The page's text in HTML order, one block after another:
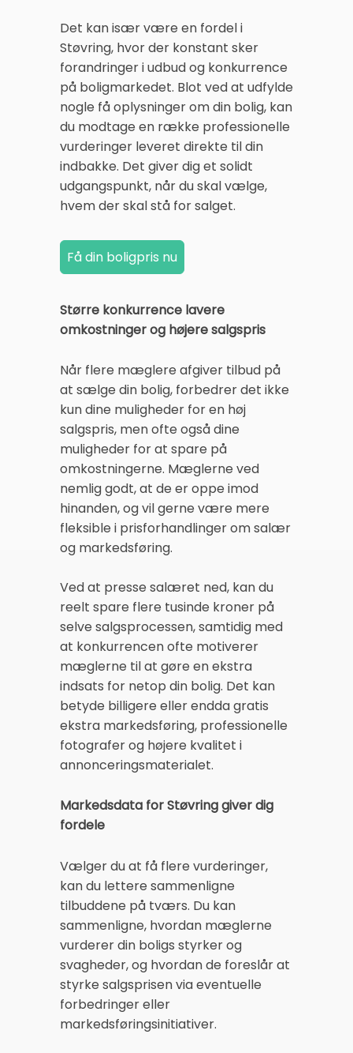
Det kan især være en fordel i
Støvring, hvor der konstant sker
forandringer i udbud og konkurrence
på boligmarkedet. Blot ved at udfylde
nogle få oplysninger om din bolig, kan
du modtage en række professionelle
vurderinger leveret direkte til din
indbakke. Det giver dig et solidt
udgangspunkt, når du skal vælge,
hvem der skal stå for salget.
Større konkurrence lavere
omkostninger og højere salgspris
Når flere mæglere afgiver tilbud på
at sælge din bolig, forbedrer det ikke
kun dine muligheder for en høj
salgspris, men ofte også dine
muligheder for at spare på
omkostningerne. Mæglerne ved
nemlig godt, at de er oppe imod
hinanden, og vil gerne være mere
fleksible i prisforhandlinger om salær
og markedsføring.
Ved at presse salæret ned, kan du
reelt spare flere tusinde kroner på
selve salgsprocessen, samtidig med
at konkurrencen ofte motiverer
mæglerne til at gøre en ekstra
indsats for netop din bolig. Det kan
betyde billigere eller endda gratis
ekstra markedsføring, professionelle
fotografer og højere kvalitet i
annonceringsmaterialet.
Markedsdata for Støvring giver dig
fordele
Vælger du at få flere vurderinger,
kan du lettere sammenligne
tilbuddene på tværs. Du kan
sammenligne, hvordan mæglerne
vurderer din boligs styrker og
svagheder, og hvordan de foreslår at
styrke salgsprisen via eventuelle
forbedringer eller
markedsføringsinitiativer.